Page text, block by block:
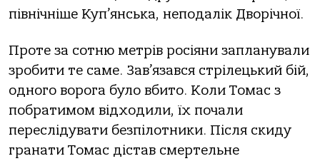
північніше Куп’янська, неподалік Дворічної.
Проте за сотню метрів росіяни запланували
зробити те саме. Зав’язався стрілецький бій,
одного ворога було вбито. Коли Томас з
побратимом відходили, їх почали
переслідувати безпілотники. Після скиду
гранати Томас дістав смертельне